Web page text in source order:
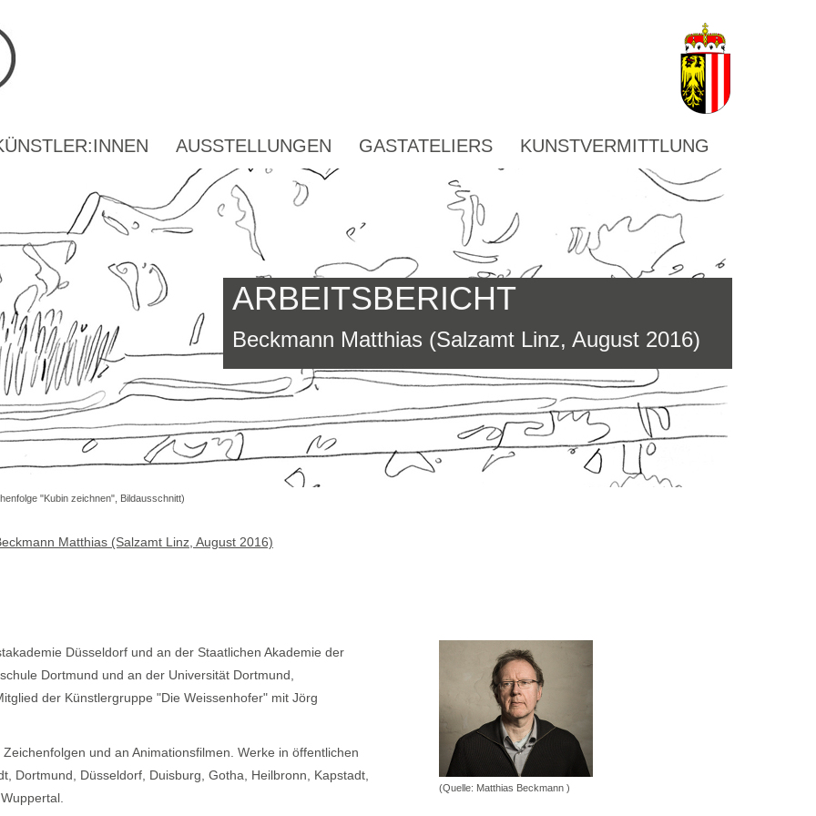
AUSSTELLUNGEN GASTATELIERS KUNSTVERMITTLUNG
ARBEITSBERICHT
Beckmann Matthias (Salzamt Linz, August 2016)
"Kubin zeichnen", Bildausschnitt)
Matthias (Salzamt Linz, August 2016)
Düsseldorf und an der Staatlichen Akademie der
Dortmund und an der Universität Dortmund,
der Künstlergruppe "Die Weissenhofer" mit Jörg
und an Animationsfilmen. Werke in öffentlichen
Dortmund, Düsseldorf, Duisburg, Gotha, Heilbronn, Kapstadt,
(Quelle: Matthias Beckmann )